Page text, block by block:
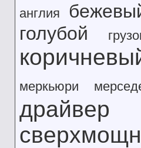
англия
голубой
меркьюри
драйвер